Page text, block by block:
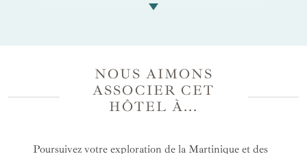
calme, l’hôtel vous permet un séjour relaxant.
Romantisme et découverte sont au rendez-vous à
quelques pas des très belles plages de la côte ouest
et de leurs magnifiques couchers de soleil.
NOUS AIMONS
ASSOCIER CET
HÔTEL À...
Poursuivez votre exploration de la Martinique et des